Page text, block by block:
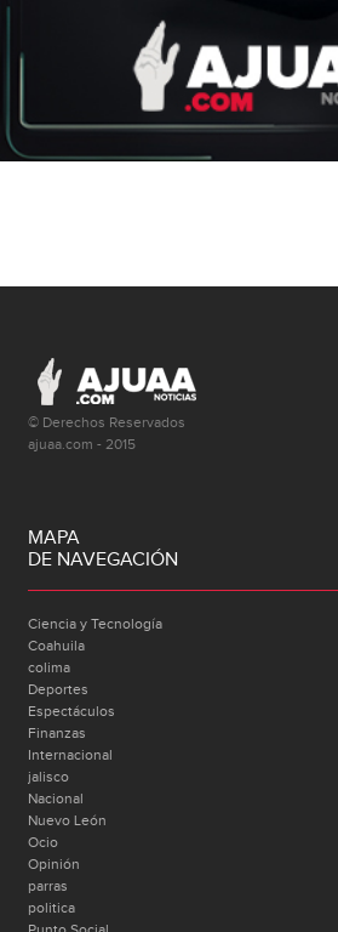
© Derechos Reservados
ajuaa.com - 2015
MAPA
DE NAVEGACIÓN
Ciencia y Tecnología
Coahuila
colima
Deportes
Espectáculos
Finanzas
Internacional
jalisco
Nacional
Nuevo León
Ocio
Opinión
parras
politica